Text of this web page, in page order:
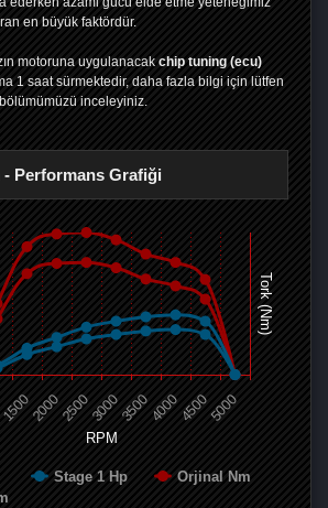
en büyük faktördür.
motoruna uygulanacak chip tuning (ecu)
1 saat sürmektedir, daha fazla bilgi için lütfen
bölümümüzü inceleyiniz.
- Performans Grafiği
RPM
Tork (Nm)
Stage 1 Hp
Orjinal Nm
15002000250030003500400045005000